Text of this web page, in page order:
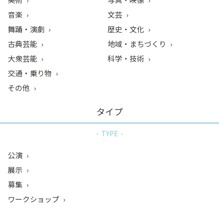
音楽
舞踊・演劇
古典芸能
大衆芸能
文芸
歴史・文化
地域・まちづくり
科学・技術
交通・乗り物
その他
タイプ
TYPE
公演
展示
募集
ワークショップ